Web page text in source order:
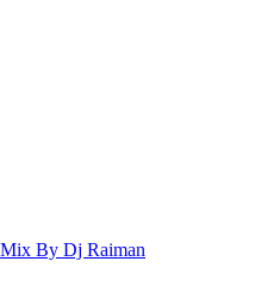
By Dj Raiman